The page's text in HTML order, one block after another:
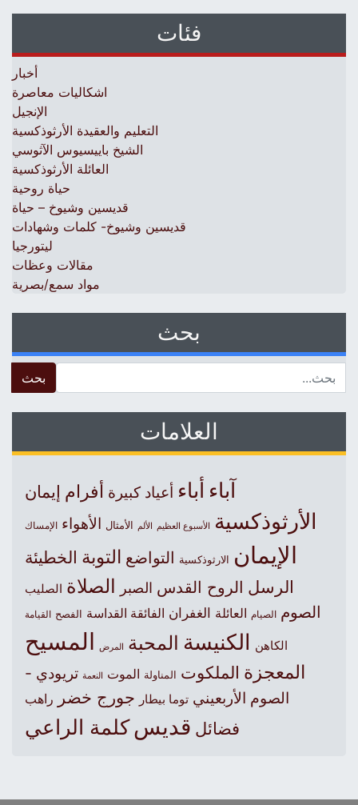
فئات
أخبار
اشكاليات معاصرة
الإنجيل
التعليم والعقيدة الأرثوذكسية
الشيخ باييسيوس الآثوسي
العائلة الأرثوذكسية
حياة روحية
قديسين وشيوخ – حياة
قديسين وشيوخ- كلمات وشهادات
ليتورجيا
مقالات وعظات
مواد سمع/بصرية
بحث
العلامات
آباءأباء أعياد كبيرة أفرام إيمان
الأرثوذكسية الأسبوع العظيم الألم الأمثال الأهواء الإمساك
الإيمان الارثوذكسية التواضع التوبة الخطيئة
الرسل الروح القدس الصبر الصلاة الصليب
الصوم الصيام العائلة الغفران الفائقة القداسة الفصح القيامة
الكاهن الكنيسةالمحبة المرض المسيح
المعجزة الملكوت المناولة الموت النعمة تريودي -
الصوم الأربعيني توما بيطار جورج خضر راهب
فضائل قديس كلمة الراعي